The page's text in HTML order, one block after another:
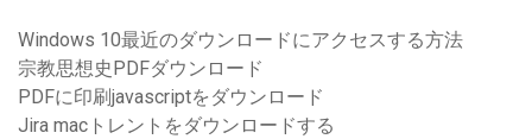
Windows 10最近のダウンロードにアクセスする方法
宗教思想史PDFダウンロード
PDFに印刷javascriptをダウンロード
Jira macトレントをダウンロードする